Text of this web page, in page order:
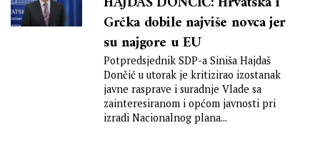
Grčka dobile najviše novca jer
su najgore u EU
Potpredsjednik SDP-a Siniša Hajdaš
Dončić u utorak je kritizirao izostanak
javne rasprave i suradnje Vlade sa
zainteresiranom i općom javnosti pri
izradi Nacionalnog plana...